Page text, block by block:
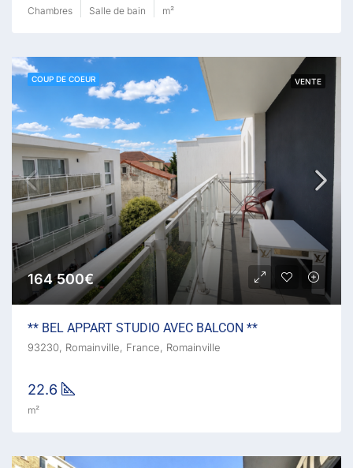
Chambres Salle de bain m²
COUP DE COEUR VENTE
164 500€
** BEL APPART STUDIO AVEC BALCON **
93230, Romainville, France, Romainville
22.6
m²